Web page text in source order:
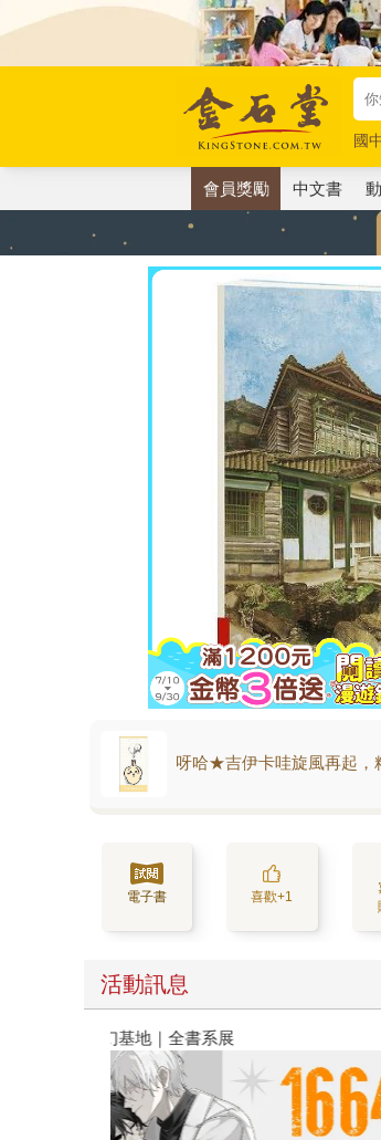
國
唯
會員獎勵 中文書
呀哈★吉伊卡哇旋風再起，
電子書 喜歡+1
活動訊息
春光ｘ奇幻基地｜全書系展